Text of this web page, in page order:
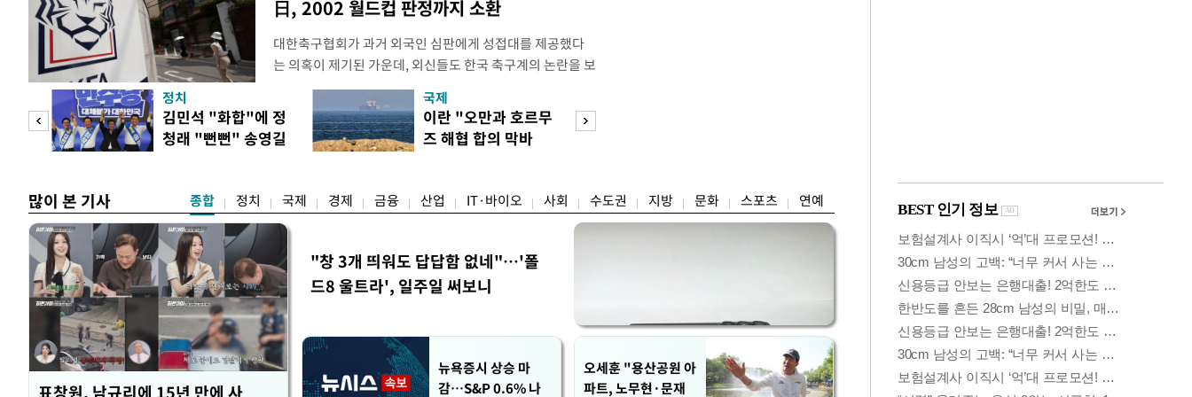
日, 2002 월드컵 판정까지 소환
대한축구협회가 과거 외국인 심판에게 성접대를 제공했다
는 의혹이 제기된 가운데, 외신들도 한국 축구계의 논란을 보
도하면서 파장이 커지고 있다. 지난 6일 JTBC는 문화체육관
광부가 2016년 작성한 감사보고서를 바탕으로 축구협회가
2011년 3월부터 2012년 3월까지 1년 동안 국가대표팀 경기
에 참여한 외국인 심판들에게 성접대를 한 정황이 드러났다
정치
김민석 "화합"에 정
청래 "뻔뻔" 송영길
국제
이란 "오만과 호르무
즈 해협 합의 막바
많이 본 기사 종합 정치 국제 경제 금융 산업 IT·바이오 사회 수도권 지방 문화 스포츠 연예
표창원, 남규리에 15년 만에 사
"창 3개 띄워도 답답함 없네"…'폴
드8 울트라', 일주일 써보니
뉴욕증시 상승 마
감…S&P 0.6% 나
오세훈 "용산공원 아
파트, 노무현·문재